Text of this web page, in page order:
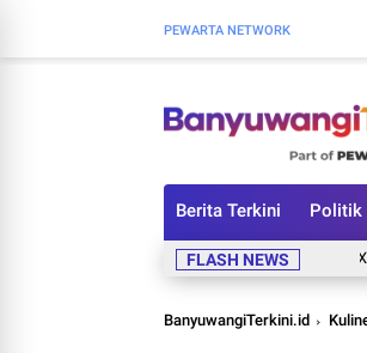
PEWARTA NETWORK
Berita Terkini Politik
FLASH NEWSLivery MX King
BanyuwangiTerkini.id